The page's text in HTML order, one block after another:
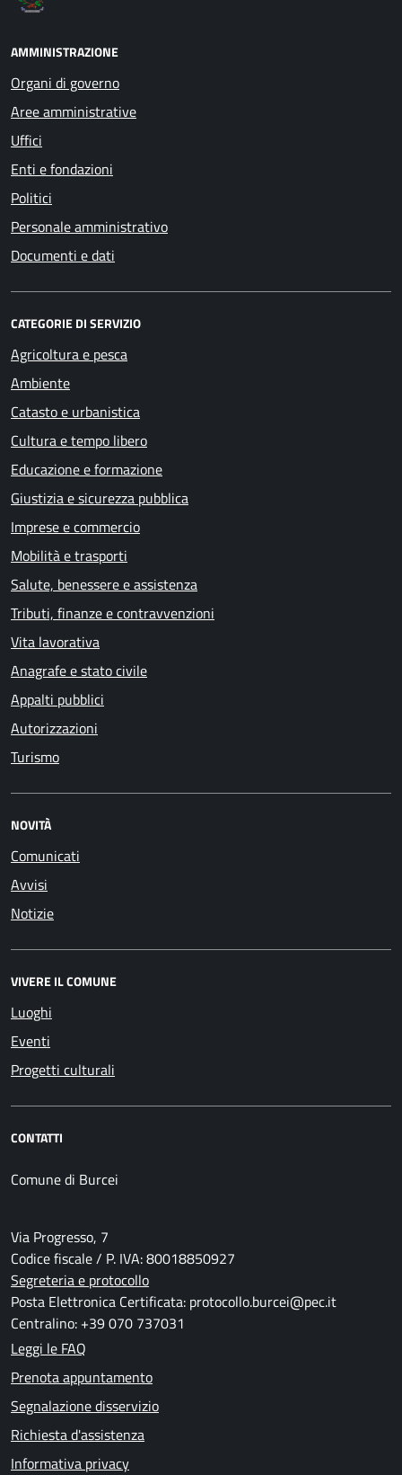
AMMINISTRAZIONE
Organi di governo
Aree amministrative
Uffici
Enti e fondazioni
Politici
Personale amministrativo
Documenti e dati
CATEGORIE DI SERVIZIO
Agricoltura e pesca
Ambiente
Catasto e urbanistica
Cultura e tempo libero
Educazione e formazione
Giustizia e sicurezza pubblica
Imprese e commercio
Mobilità e trasporti
Salute, benessere e assistenza
Tributi, finanze e contravvenzioni
Vita lavorativa
Anagrafe e stato civile
Appalti pubblici
Autorizzazioni
Turismo
NOVITÀ
Comunicati
Avvisi
Notizie
VIVERE IL COMUNE
Luoghi
Eventi
Progetti culturali
CONTATTI
Comune di Burcei
Via Progresso, 7
Codice fiscale / P. IVA: 80018850927
Segreteria e protocollo
Posta Elettronica Certificata: protocollo.burcei@pec.it
Centralino: +39 070 737031
Leggi le FAQ
Prenota appuntamento
Segnalazione disservizio
Richiesta d'assistenza
Informativa privacy